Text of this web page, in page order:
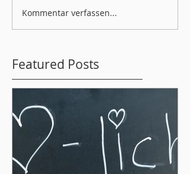
Kommentar verfassen...
Featured Posts